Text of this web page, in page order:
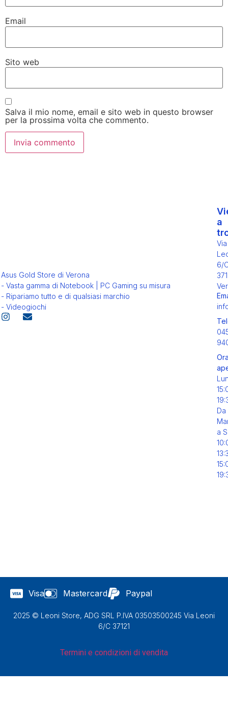
Email
Sito web
Salva il mio nome, email e sito web in questo browser
per la prossima volta che commento.
Asus Gold Store di Verona
- Vasta gamma di Notebook | PC Gaming su misura
- Ripariamo tutto e di qualsiasi marchio
- Videogiochi
a
Via
6/
Da
a
Visa Mastercard Paypal
2025 © Leoni Store, ADG SRL P.IVA 03503500245 Via Leoni
6/C 37121
Termini e condizioni di vendita